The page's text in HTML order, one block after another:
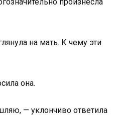
на мать. К чему эти
она.
— уклончиво ответила